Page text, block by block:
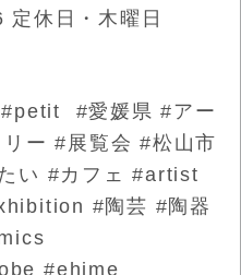
休日・木曜日
#愛媛県 #アー
ー #展覧会 #松山市
い #カフェ #artist
#陶芸 #陶器
#ehime